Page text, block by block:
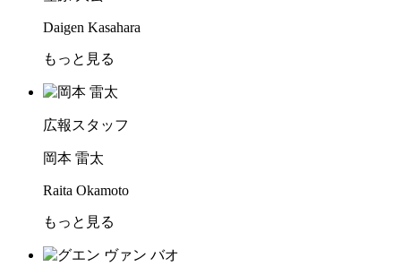
Daigen Kasahara
もっと見る
広報スタッフ
岡本 雷太
Raita Okamoto
もっと見る